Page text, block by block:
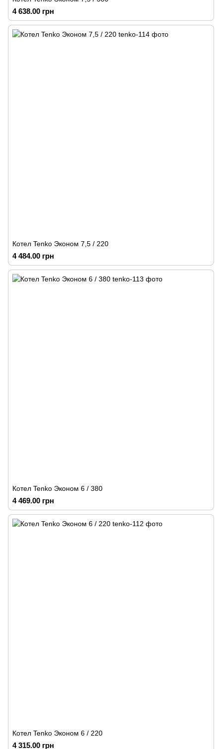
4 638.00 грн
Котел Tenko Эконом 7,5 / 220
4 484.00 грн
Котел Tenko Эконом 6 / 380
4 469.00 грн
Котел Tenko Эконом 6 / 220
4 315.00 грн